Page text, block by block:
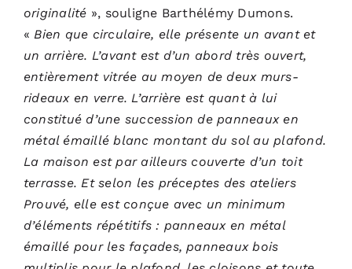
originalité », souligne Barthélémy Dumons.
«Bien que circulaire, elle présente un avant et
un arrière. L’avant est d’un abord très ouvert,
entièrement vitrée au moyen de deux murs-
rideaux en verre. L’arrière est quant à lui
constitué d’une succession de panneaux en
métal émaillé blanc montant du sol au plafond.
La maison est par ailleurs couverte d’un toit
terrasse. Et selon les préceptes des ateliers
Prouvé, elle est conçue avec un minimum
d’éléments répétitifs : panneaux en métal
émaillé pour les façades, panneaux bois